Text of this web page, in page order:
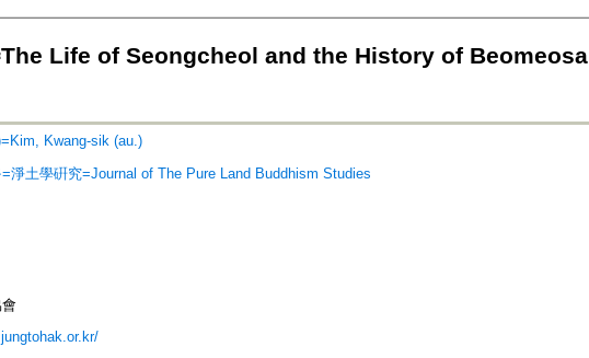
Life of Seongcheol and the History of Beomeosa
Kwang-sik (au.)
淨土學硏究=Journal of The Pure Land Buddhism Studies